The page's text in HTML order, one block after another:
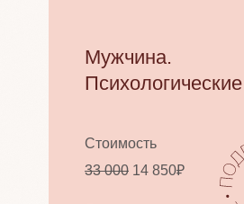
Стоимость
Мужчина.
33 000 14 850₽